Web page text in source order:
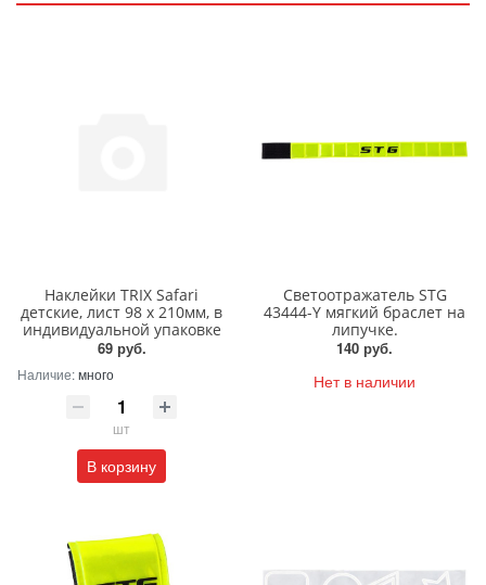
Наклейки TRIX Safari
детские, лист 98 х 210мм, в
индивидуальной упаковке
69 руб.
Наличие:много
шт
В корзину
Светоотражатель STG
43444-Y мягкий браслет на
липучке.
140 руб.
Нет в наличии